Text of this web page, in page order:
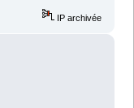
IP archivée